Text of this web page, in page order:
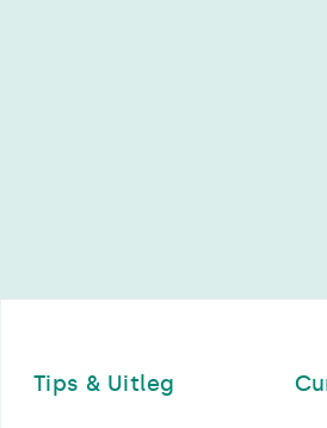
Tips & Uitleg